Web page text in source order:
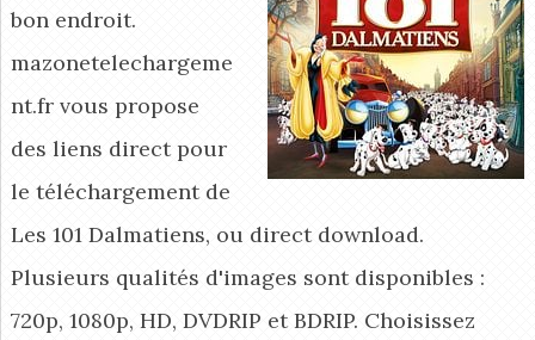
bon endroit.
mazonetelechargeme
nt.fr vous propose
des liens direct pour
le téléchargement de
Les 101 Dalmatiens, ou direct download.
Plusieurs qualités d'images sont disponibles :
720p, 1080p, HD, DVDRIP et BDRIP. Choisissez